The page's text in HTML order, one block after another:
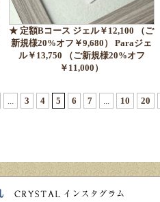
★ 定額Bコース ジェル￥12,100 （ご
新規様20%オフ￥9,680） Paraジェ
ル￥13,750 （ご新規様20%オフ
￥11,000）
... 3 4 5 6 7 ... 10 20